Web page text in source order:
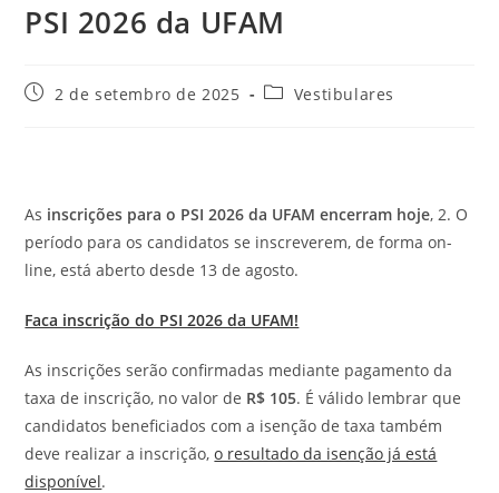
PSI 2026 da UFAM
Post2 de setembro de 2025
Categoria
Vestibulares
As inscrições para o PSI 2026 da UFAM encerram hoje, 2. O
período para os candidatos se inscreverem, de forma on-
line, está aberto desde 13 de agosto.
Faca inscrição do PSI 2026 da UFAM!
As inscrições serão confirmadas mediante pagamento da
taxa de inscrição, no valor de R$ 105. É válido lembrar que
candidatos beneficiados com a isenção de taxa também
deve realizar a inscrição,o resultado da isenção já está
disponível.